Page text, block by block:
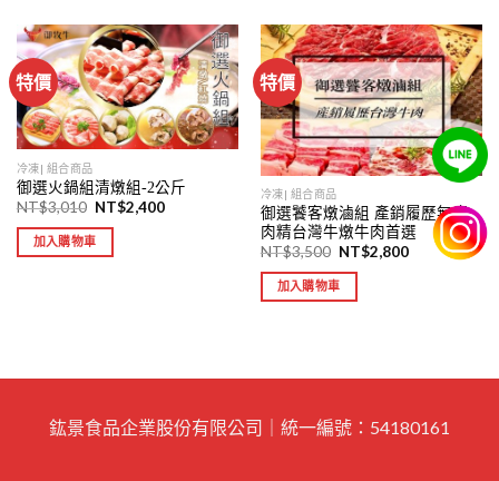
特價
冷凍| 組合商品
御選火鍋組清燉組-2公斤
NT$3,010 NT$2,400
加入購物車
特價
冷凍| 組合商品
御選饕客燉滷組 產銷履歷無瘦
肉精台灣牛燉牛肉首選
NT$3,500 NT$2,800
加入購物車
鈜景食品企業股份有限公司｜統一編號：54180161